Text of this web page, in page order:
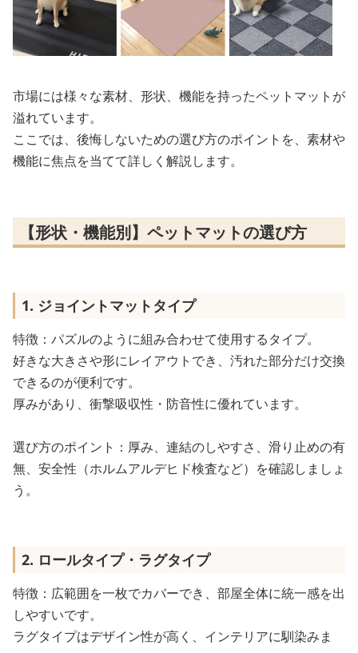
市場には様々な素材、形状、機能を持ったペットマットが
溢れています。
ここでは、後悔しないための選び方のポイントを、素材や
機能に焦点を当てて詳しく解説します。
【形状・機能別】ペットマットの選び方
1. ジョイントマットタイプ
特徴：パズルのように組み合わせて使用するタイプ。
好きな大きさや形にレイアウトでき、汚れた部分だけ交換
できるのが便利です。
厚みがあり、衝撃吸収性・防音性に優れています。
選び方のポイント：厚み、連結のしやすさ、滑り止めの有
無、安全性（ホルムアルデヒド検査など）を確認しましょ
う。
2. ロールタイプ・ラグタイプ
特徴：広範囲を一枚でカバーでき、部屋全体に統一感を出
しやすいです。
ラグタイプはデザイン性が高く、インテリアに馴染みま